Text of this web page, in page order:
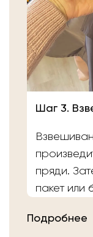
Шаг 3.
пряди.
пакет или
мастера
Подробнее